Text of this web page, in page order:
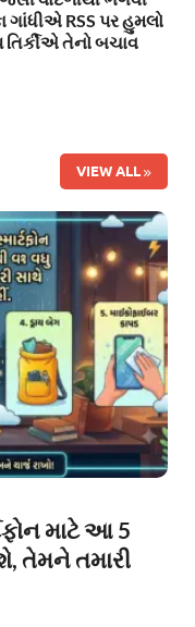
RSS પર હુમલો
તિર્કીએ તેનો બચાવ
VIEW ALL
માટે આ 5
તેમને તમારી